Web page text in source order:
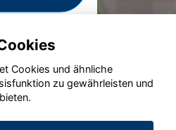
GmbH 2020 - 2026
Cookies und ähnliche
zu gewährleisten und